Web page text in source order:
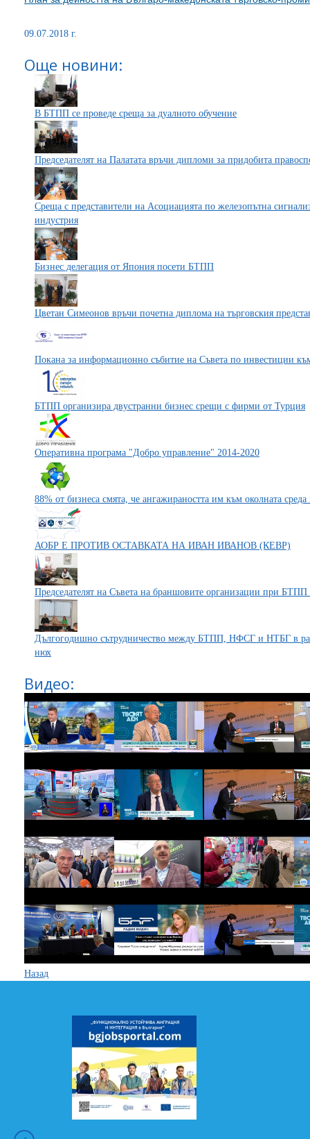
09.07.2018 г.
Още новини:
В БТПП се проведе среща за дуалното обучение
Председателят на Палатата връчи дипломи за придобита
Среща с представители на Асоциацията по железопътна
индустрия
Бизнес делегация от Япония посети БТПП
Цветан Симеонов връчи почетна диплома на търговския
Покана за информационно събитие на Съвета по инвестиции
БТПП организира двустранни бизнес срещи с фирми от Турция
Оперативна програма "Добро управление" 2014-2020
88% от бизнеса смята, че ангажираността им към околната
АОБР Е ПРОТИВ ОСТАВКАТА НА ИВАН ИВАНОВ (КЕВР)
Председателят на Съвета на браншовите организации при БТПП
Дългогодишно сътрудничество между БТПП, НФСГ и НТБГ в
нюх
Видео:
Назад